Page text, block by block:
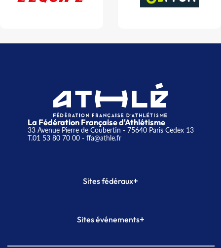
La Fédération Française d'Athlétisme
33 Avenue Pierre de Coubertin - 75640 Paris Cedex 13
T.01 53 80 70 00- ffa@athle.fr
Sites fédéraux+
Plateforme Formation
Sites événements+